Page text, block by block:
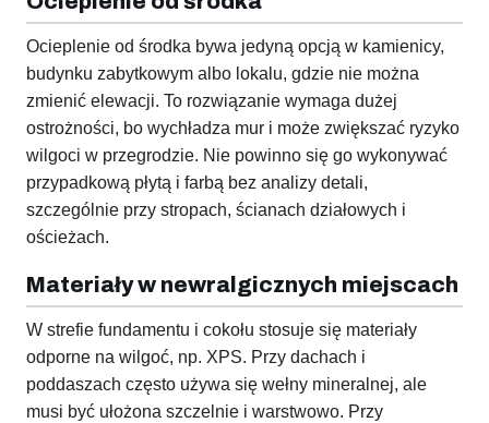
Ocieplenie od środka bywa jedyną opcją w kamienicy,
budynku zabytkowym albo lokalu, gdzie nie można
zmienić elewacji. To rozwiązanie wymaga dużej
ostrożności, bo wychładza mur i może zwiększać ryzyko
wilgoci w przegrodzie. Nie powinno się go wykonywać
przypadkową płytą i farbą bez analizy detali,
szczególnie przy stropach, ścianach działowych i
ościeżach.
Materiały w newralgicznych miejscach
W strefie fundamentu i cokołu stosuje się materiały
odporne na wilgoć, np. XPS. Przy dachach i
poddaszach często używa się wełny mineralnej, ale
musi być ułożona szczelnie i warstwowo. Przy